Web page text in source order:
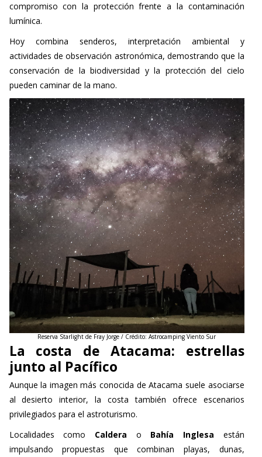
compromiso con la protección frente a la contaminación
lumínica.
Hoy combina senderos, interpretación ambiental y
actividades de observación astronómica, demostrando que la
conservación de la biodiversidad y la protección del cielo
pueden caminar de la mano.
Reserva Starlight de Fray Jorge / Crédito: Astrocamping Viento Sur
La costa de Atacama: estrellas
junto al Pacífico
Aunque la imagen más conocida de Atacama suele asociarse
al desierto interior, la costa también ofrece escenarios
privilegiados para el astroturismo.
Localidades como Caldera o Bahía Inglesa están
impulsando propuestas que combinan playas, dunas,